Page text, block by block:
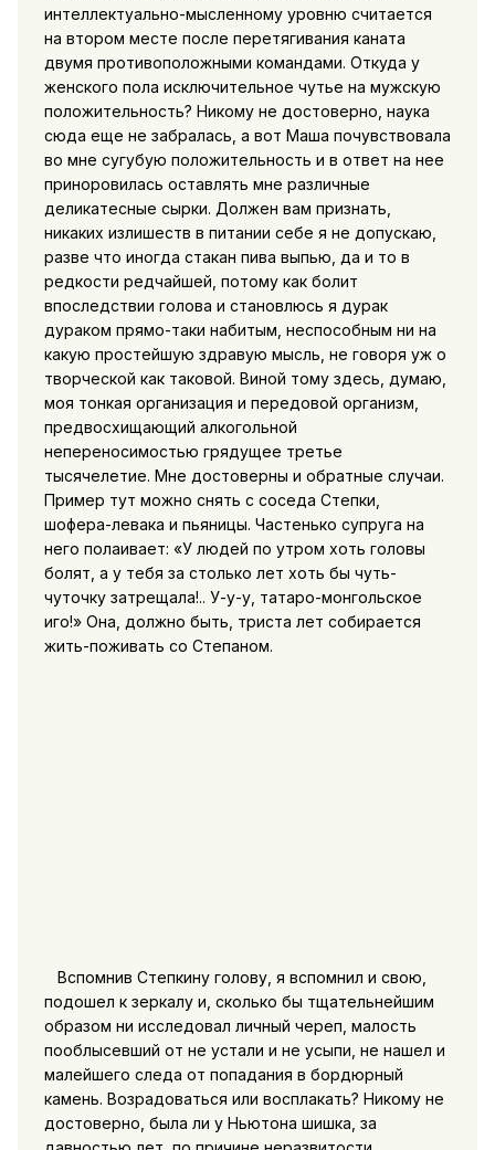
интеллектуально-мысленному уровню считается
на втором месте после перетягивания каната
двумя противоположными командами. Откуда у
женского пола исключительное чутье на мужскую
положительность? Никому не достоверно, наука
сюда еще не забралась, а вот Маша почувствовала
во мне сугубую положительность и в ответ на нее
приноровилась оставлять мне различные
деликатесные сырки. Должен вам признать,
никаких излишеств в питании себе я не допускаю,
разве что иногда стакан пива выпью, да и то в
редкости редчайшей, потому как болит
впоследствии голова и становлюсь я дурак
дураком прямо-таки набитым, неспособным ни на
какую простейшую здравую мысль, не говоря уж о
творческой как таковой. Виной тому здесь, думаю,
моя тонкая организация и передовой организм,
предвосхищающий алкогольной
непереносимостью грядущее третье
тысячелетие. Мне достоверны и обратные случаи.
Пример тут можно снять с соседа Степки,
шофера-левака и пьяницы. Частенько супруга на
него полаивает: «У людей по утром хоть головы
болят, а у тебя за столько лет хоть бы чуть-
чуточку затрещала!.. У-у-у, татаро-монгольское
иго!» Она, должно быть, триста лет собирается
жить-поживать со Степаном.
Вспомнив Степкину голову, я вспомнил и свою,
подошел к зеркалу и, сколько бы тщательнейшим
образом ни исследовал личный череп, малость
пооблысевший от не устали и не усыпи, не нашел и
малейшего следа от попадания в бордюрный
камень. Возрадоваться или восплакать? Никому не
достоверно, была ли у Ньютона шишка, за